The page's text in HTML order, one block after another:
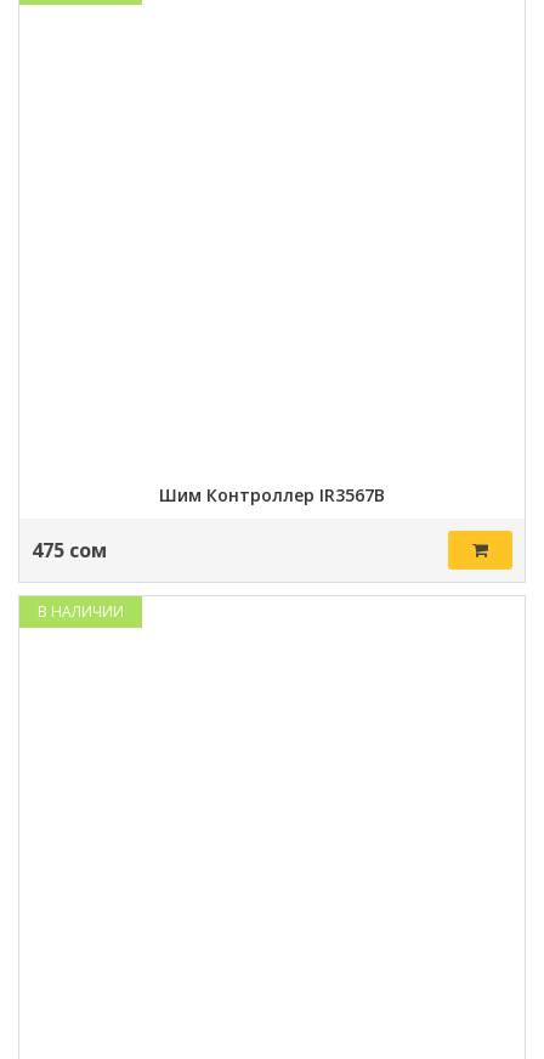
Шим Контроллер IR3567B
475 сом
В НАЛИЧИИ